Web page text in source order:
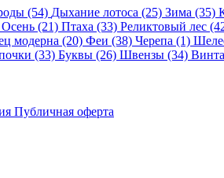
(54) Дыхание лотоса (25) Зима (35)
Осень (21) Птаха (33) Реликтовый лес
модерна (20) Феи (38) Черепа (1)
(33) Буквы (26) Швензы (34)
Публичная оферта